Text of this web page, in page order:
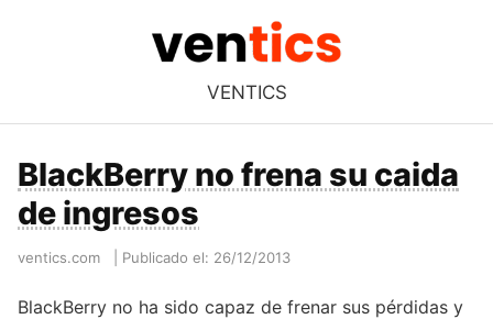
VENTICS
BlackBerry no frena su caida
de ingresos
ventics.com Publicado el: 26/12/2013
BlackBerry no ha sido capaz de frenar sus pérdidas y